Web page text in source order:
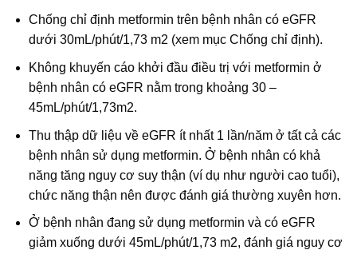
Chống chỉ định metformin trên bệnh nhân có eGFR
dưới 30mL/phút/1,73 m2 (xem mục Chống chỉ định).
Không khuyến cáo khởi đầu điều trị với metformin ở
bệnh nhân có eGFR nằm trong khoảng 30 –
45mL/phút/1,73m2.
Thu thập dữ liệu về eGFR ít nhất 1 lần/năm ở tất cả các
bệnh nhân sử dụng metformin. Ở bệnh nhân có khả
năng tăng nguy cơ suy thận (ví dụ như người cao tuổi),
chức năng thận nên được đánh giá thường xuyên hơn.
Ở bệnh nhân đang sử dụng metformin và có eGFR
giảm xuống dưới 45mL/phút/1,73 m2, đánh giá nguy cơ